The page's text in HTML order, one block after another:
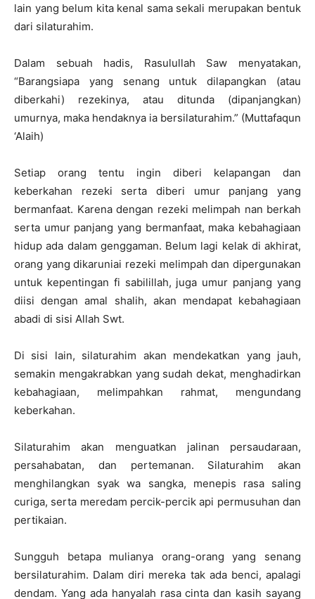
lain yang belum kita ‎kenal sama sekali merupakan bentuk
dari silaturahim.‎
Dalam sebuah hadis, Rasulullah Saw menyatakan,
“Barangsiapa yang ‎senang untuk dilapangkan (atau
diberkahi) rezekinya, atau ditunda ‎‎(dipanjangkan)
umurnya, maka hendaknya ia bersilaturahim.” (Muttafaqun
‎‎‘Alaih)‎
Setiap orang tentu ingin diberi kelapangan dan
keberkahan rezeki serta ‎diberi umur panjang yang
bermanfaat. Karena dengan rezeki melimpah nan ‎berkah
serta umur panjang yang bermanfaat, maka kebahagiaan
hidup ada ‎dalam genggaman. Belum lagi kelak di akhirat,
orang yang dikaruniai rezeki ‎melimpah dan dipergunakan
untuk kepentingan fi sabilillah, juga umur ‎panjang yang
diisi dengan amal shalih, akan mendapat kebahagiaan
abadi di ‎sisi Allah Swt.‎
Di sisi lain, silaturahim akan mendekatkan yang jauh,
semakin ‎mengakrabkan yang sudah dekat, menghadirkan
kebahagiaan, melimpahkan ‎rahmat, mengundang
keberkahan.‎
Silaturahim akan menguatkan jalinan persaudaraan,
persahabatan, dan ‎pertemanan. Silaturahim akan
menghilangkan syak wa sangka, menepis rasa ‎saling
curiga, serta meredam percik-percik api permusuhan dan
pertikaian. ‎
Sungguh betapa mulianya orang-orang yang senang
bersilaturahim. ‎Dalam diri mereka tak ada benci, apalagi
dendam. Yang ada hanyalah rasa ‎cinta dan kasih sayang